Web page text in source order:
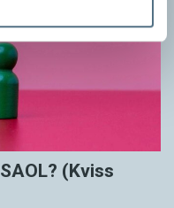
(Kviss